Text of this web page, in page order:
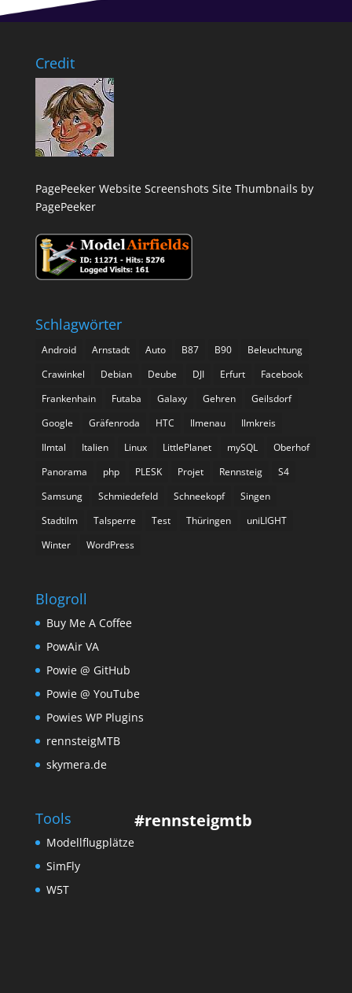
Credit
PagePeeker Website Screenshots Site Thumbnails by
PagePeeker
Schlagwörter
Android Arnstadt Auto B87 B90
Beleuchtung
Crawinkel
Debian Deube DJI Erfurt
Facebook
Frankenhain
Futaba Galaxy Gehren
Geilsdorf
Google
Gräfenroda HTC Ilmenau
Ilmkreis
Ilmtal
Italien Linux LittlePlanet mySQL
Oberhof
Panorama
php PLESK Projet Rennsteig
S4
Samsung
Schmiedefeld Schneekopf
Singen
Stadtilm
Talsperre Test Thüringen
uniLIGHT
Winter
WordPress
Blogroll
Buy Me A Coffee
PowAir VA
Powie @ GitHub
Powie @ YouTube
Powies WP Plugins
rennsteigMTB
skymera.de
Tools
Modellflugplätze
SimFly
W5T
#rennsteigmtb